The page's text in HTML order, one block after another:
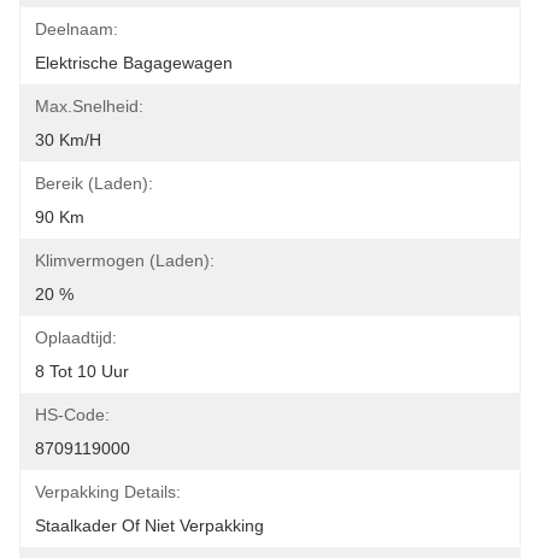
Deelnaam:
Elektrische Bagagewagen
Max.Snelheid:
30 Km/h
Bereik (laden):
90 Km
Klimvermogen (laden):
20 %
Oplaadtijd:
8 Tot 10 Uur
HS-Code:
8709119000
Verpakking Details:
Staalkader Of Niet Verpakking